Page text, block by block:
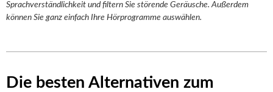
Sprachverständlichkeit und filtern Sie störende Geräusche. Außerdem
können Sie ganz einfach Ihre Hörprogramme auswählen.
Die besten Alternativen zum